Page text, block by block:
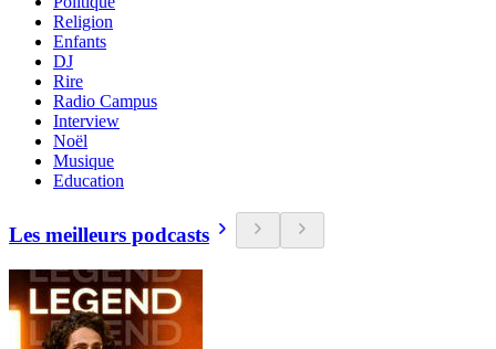
Religion
Enfants
DJ
Rire
Radio Campus
Interview
Noël
Musique
Education
Les meilleurs podcasts